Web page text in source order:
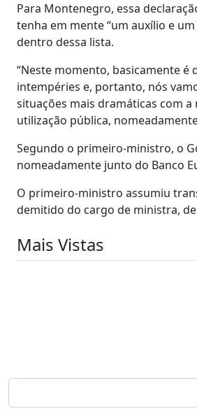
Para Montenegro, essa
tenha em mente “um auxílio e
dentro dessa lista.
“Neste momento, basicamente
intempéries e, portanto, nós
situações mais dramáticas com
utilização pública,
Segundo o primeiro-ministro, o
nomeadamente junto do Banco
O primeiro-ministro assumiu
demitido do cargo de ministra,
Mais Vistas